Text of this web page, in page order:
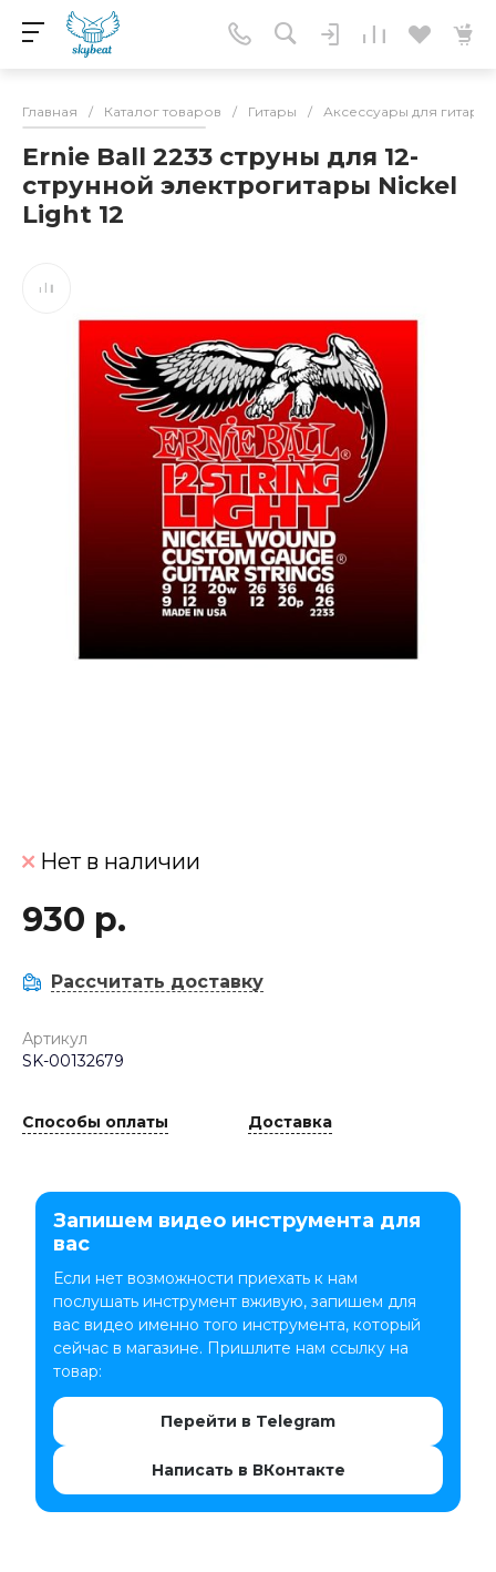
Главная / Каталог товаров / Гитары / Аксессуары для гитар
Ernie Ball 2233 струны для 12-
струнной электрогитары Nickel
Light 12
Нет в наличии
930 р.
Рассчитать доставку
Артикул
SK-00132679
Способы оплаты Доставка
Запишем видео инструмента для
вас
Если нет возможности приехать к нам
послушать инструмент вживую, запишем для
вас видео именно того инструмента, который
сейчас в магазине. Пришлите нам ссылку на
товар:
Перейти в Telegram
Написать в ВКонтакте